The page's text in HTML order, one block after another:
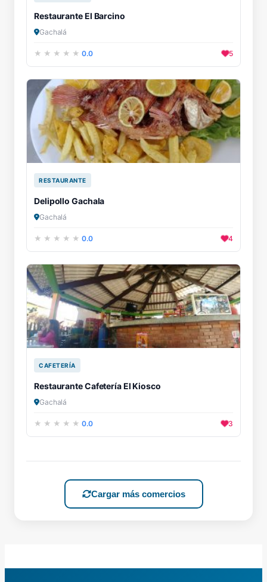
Restaurante El Barcino
Gachalá
0.0 5
RESTAURANTE
Delipollo Gachala
Gachalá
0.0 4
CAFETERÍA
Restaurante Cafetería El Kiosco
Gachalá
0.0 3
Cargar más comercios